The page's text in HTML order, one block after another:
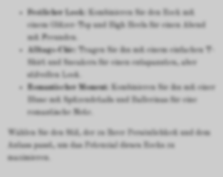
Festlicher Look:
Kombinieren Sie den Rock mit
einem Glitzer-Top und High Heels für einen Abend
mit Freunden.
Alltags-Chic:
Tragen Sie ihn mit einem einfachen T-
Shirt und Sneakers für einen entspannten, aber
stilvollen Look.
Romantischer Moment:
Kombinieren Sie ihn mit einer
Bluse mit Spitzendetails und Ballerinas für eine
romantische Note.
Wählen Sie den Stil, der zu Ihrer Persönlichkeit und dem
Anlass passt, um das Potenzial dieses Rocks zu
maximieren.